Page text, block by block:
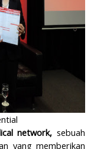
network, sebuah
yang memberikan